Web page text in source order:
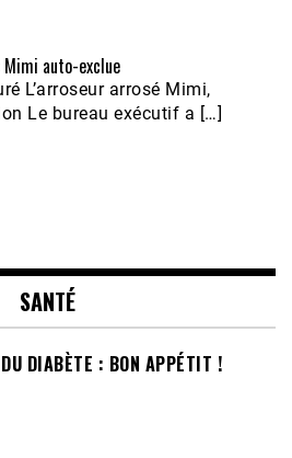
Mimi auto-exclue
L’arroseur arrosé Mimi,
Le bureau exécutif a […]
SANTÉ
DIABÈTE : BON APPÉTIT !